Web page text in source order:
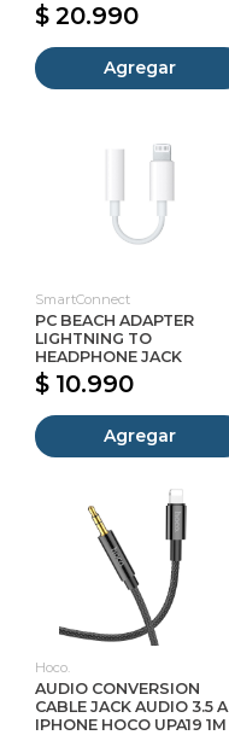
$ 20.990
Agregar
SmartConnect
PC BEACH ADAPTER
LIGHTNING TO
HEADPHONE JACK
$ 10.990
Agregar
Hoco.
AUDIO CONVERSION
CABLE JACK AUDIO 3.5 A
IPHONE HOCO UPA19 1M